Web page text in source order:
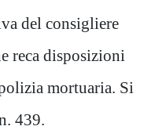
del consigliere
reca disposizioni
mortuaria. Si
439.